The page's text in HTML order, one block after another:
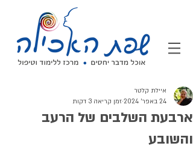
ארבעת השלבים של הרעב
והשובע
איילת קלטר
24 באפר׳ 2024
זמן קריאה 3 דקות